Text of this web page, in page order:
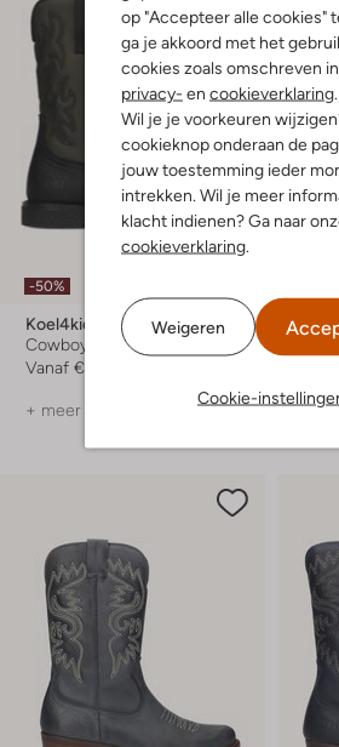
op "Accepteer alle cookies"
ga je akkoord met het
cookies zoals omschreven
privacy- en cookieverklaring.
Wil je je voorkeuren
cookieknop onderaan de
jouw toestemming ieder
intrekken. Wil je meer
klacht indienen? Ga naar
cookieverklaring.
Weigeren
Cookie-
-50%
Koel4kids
Cowboylaarzen
Vanaf € 59,99
+ meer kleuren